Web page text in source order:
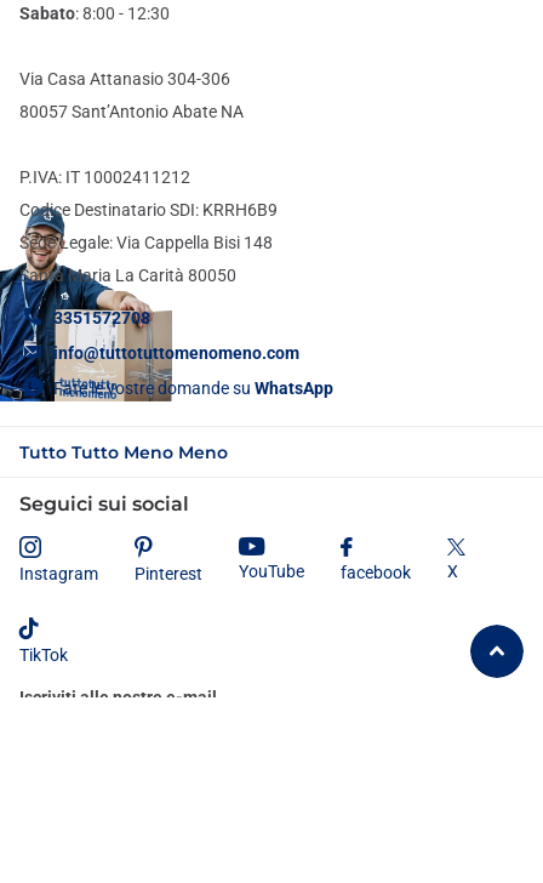
Sabato: 8:00 - 12:30
Via Casa Attanasio 304-306
80057 Sant’Antonio Abate NA
P.IVA: IT 10002411212
Codice Destinatario SDI: KRRH6B9
Sede Legale: Via Cappella Bisi 148
Santa Maria La Carità 80050
3351572708
info@tuttotuttomenomeno.com
Fate le vostre domande su WhatsApp
Tutto Tutto Meno Meno
Seguici sui social
Instagram Pinterest YouTube facebook X
TikTok
Iscriviti alle nostre e-mail